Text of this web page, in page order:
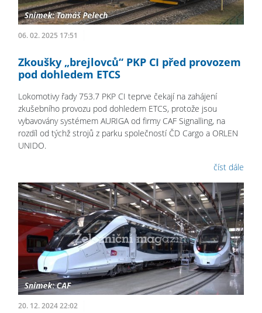
06. 02. 2025 17:51
Zkoušky „brejlovců“ PKP CI před provozem
pod dohledem ETCS
Lokomotivy řady 753.7 PKP CI teprve čekají na zahájení
zkušebního provozu pod dohledem ETCS, protože jsou
vybavovány systémem AURIGA od firmy CAF Signalling, na
rozdíl od týchž strojů z parku společností ČD Cargo a ORLEN
UNIDO.
číst dále
20. 12. 2024 22:02